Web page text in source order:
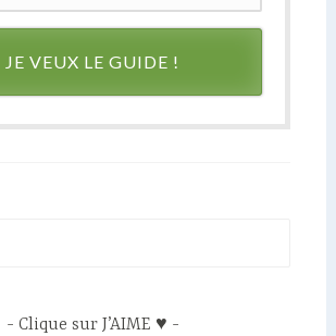
JE VEUX LE GUIDE !
Clique sur J’AIME ♥